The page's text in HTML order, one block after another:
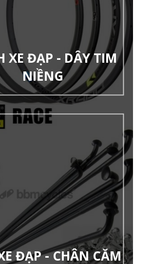
XE ĐẠP - DÂY TIM
NIỀNG
ĐẠP - CHÂN CĂM